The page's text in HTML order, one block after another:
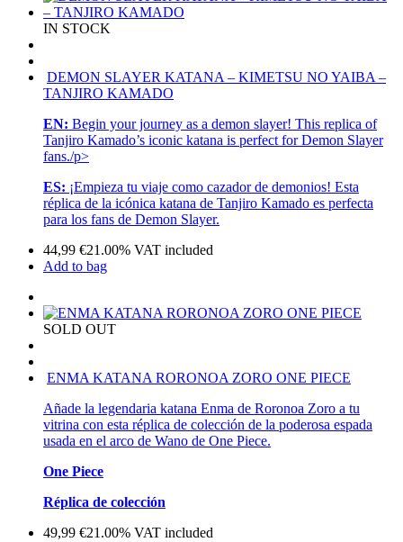
IN STOCK
DEMON SLAYER KATANA – KIMETSU NO YAIBA –
TANJIRO KAMADO
EN: Begin your journey as a demon slayer! This replica of
Tanjiro Kamado’s iconic katana is perfect for Demon Slayer
fans./p>
ES: ¡Empieza tu viaje como cazador de demonios! Esta
réplica de la icónica katana de Tanjiro Kamado es perfecta
para los fans de Demon Slayer.
44,99 €21.00% VAT included
Add to bag
SOLD OUT
ENMA KATANA RORONOA ZORO ONE PIECE
Añade la legendaria katana Enma de Roronoa Zoro a tu
vitrina con esta réplica de colección de la poderosa espada
usada en el arco de Wano de One Piece.
One Piece
Réplica de colección
49,99 €21.00% VAT included